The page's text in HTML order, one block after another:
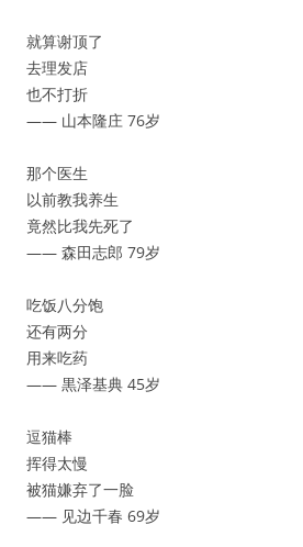
就算谢顶了
去理发店
也不打折
—— 山本隆庄 76岁
那个医生
以前教我养生
竟然比我先死了
—— 森田志郎 79岁
吃饭八分饱
还有两分
用来吃药
—— 黒泽基典 45岁
逗猫棒
挥得太慢
被猫嫌弃了一脸
—— 见边千春 69岁